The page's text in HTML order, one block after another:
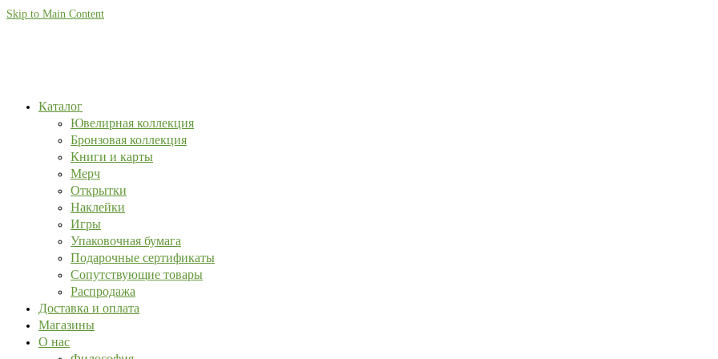
Skip to Main Content
Каталог
Ювелирная коллекция
Бронзовая коллекция
Книги и карты
Мерч
Открытки
Наклейки
Игры
Упаковочная бумага
Подарочные сертификаты
Сопутствующие товары
Распродажа
Доставка и оплата
Магазины
О нас